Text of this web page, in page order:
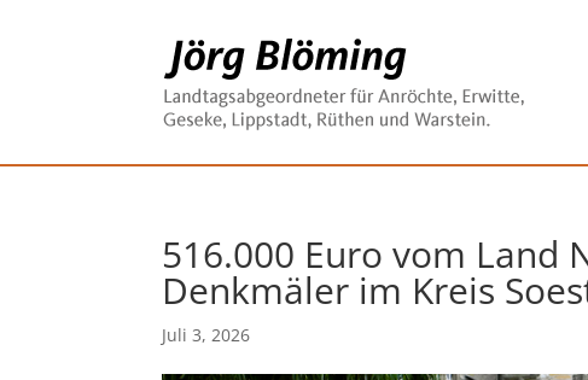
516.000 Euro vom Land
Denkmäler im Kreis
Juli 3, 2026